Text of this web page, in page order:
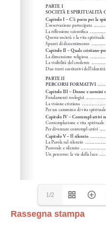
1/2
Rassegna stampa